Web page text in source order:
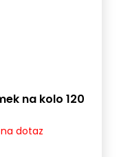
na kolo 120
dotaz